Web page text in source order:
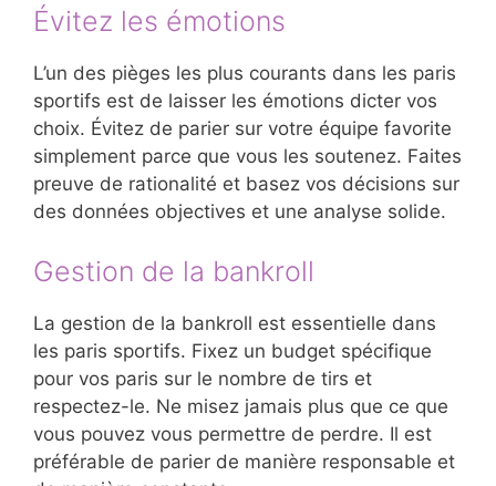
Évitez les émotions
L’un des pièges les plus courants dans les paris
sportifs est de laisser les émotions dicter vos
choix. Évitez de parier sur votre équipe favorite
simplement parce que vous les soutenez. Faites
preuve de rationalité et basez vos décisions sur
des données objectives et une analyse solide.
Gestion de la bankroll
La gestion de la bankroll est essentielle dans
les paris sportifs. Fixez un budget spécifique
pour vos paris sur le nombre de tirs et
respectez-le. Ne misez jamais plus que ce que
vous pouvez vous permettre de perdre. Il est
préférable de parier de manière responsable et